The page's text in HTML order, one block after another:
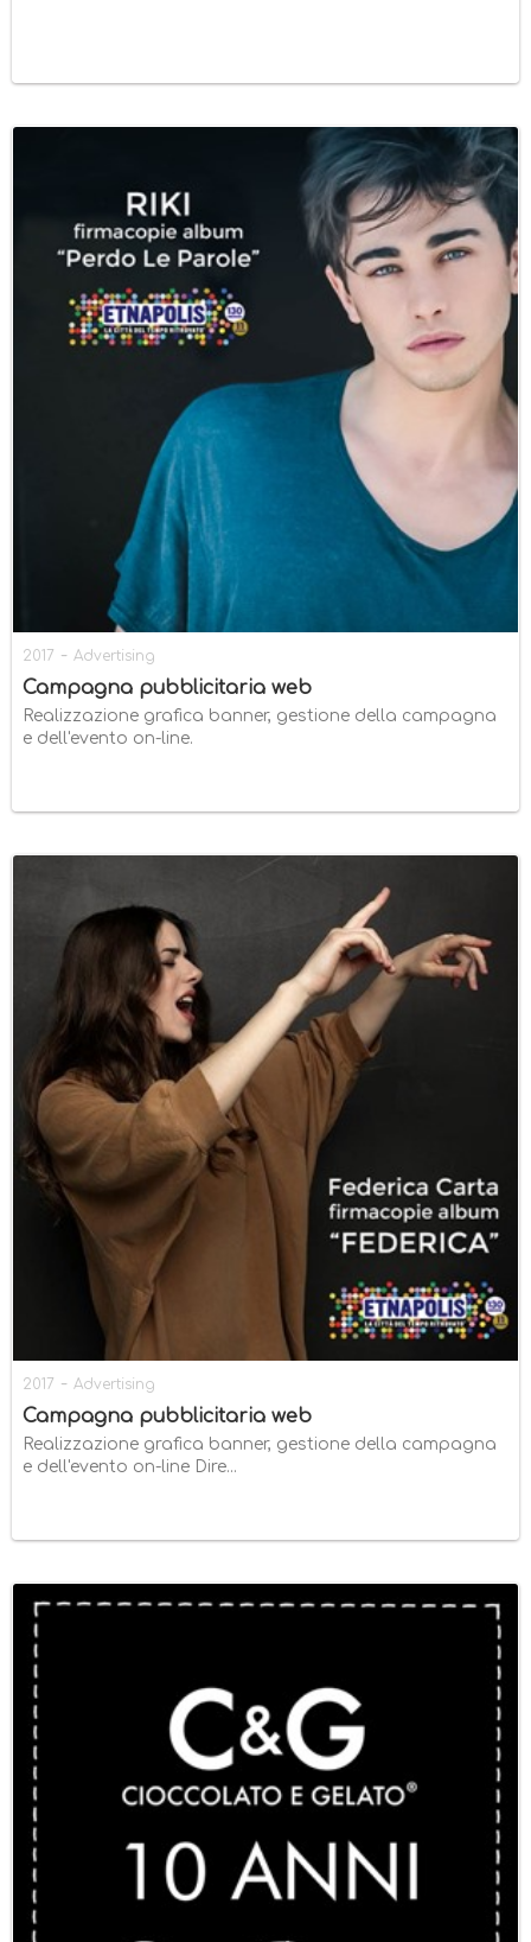
2017 - Advertising
Campagna pubblicitaria web
Realizzazione grafica banner, gestione della campagna
e dell'evento on-line.
2017 - Advertising
Campagna pubblicitaria web
Realizzazione grafica banner, gestione della campagna
e dell'evento on-line Dire...